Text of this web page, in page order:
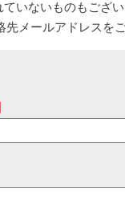
いないものもござ
先メールアドレスを